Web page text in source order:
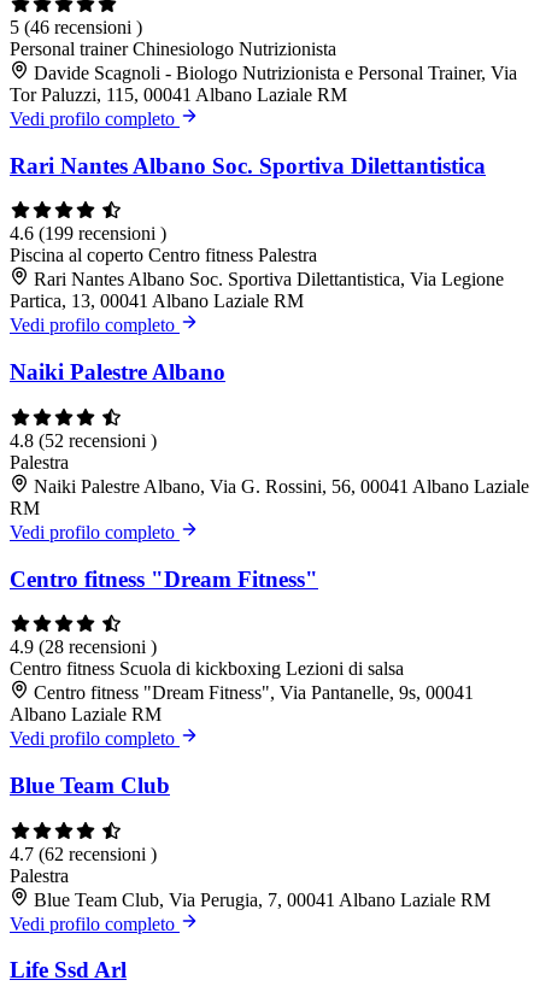
5 (46 recensioni )
Personal trainerChinesiologo Nutrizionista
Davide Scagnoli - Biologo Nutrizionista e Personal Trainer, Via
Tor Paluzzi, 115, 00041 Albano Laziale RM
Vedi profilo completo
Rari Nantes Albano Soc. Sportiva Dilettantistica
4.6 (199 recensioni )
Piscina al coperto Centro fitness Palestra
Rari Nantes Albano Soc. Sportiva Dilettantistica, Via Legione
Partica, 13, 00041 Albano Laziale RM
Vedi profilo completo
Naiki Palestre Albano
4.8 (52 recensioni )
Palestra
Naiki Palestre Albano, Via G. Rossini, 56, 00041 Albano Laziale
RM
Vedi profilo completo
Centro fitness "Dream Fitness"
4.9 (28 recensioni )
Centro fitness Scuola di kickboxing Lezioni di salsa
Centro fitness "Dream Fitness", Via Pantanelle, 9s, 00041
Albano Laziale RM
Vedi profilo completo
Blue Team Club
4.7 (62 recensioni )
Palestra
Blue Team Club, Via Perugia, 7, 00041 Albano Laziale RM
Vedi profilo completo
Life Ssd Arl